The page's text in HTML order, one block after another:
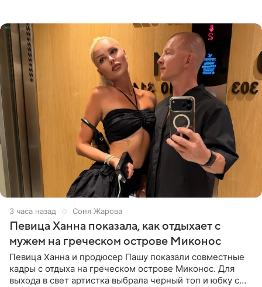
3 часа назад Соня Жарова
Певица Ханна показала, как отдыхает с
мужем на греческом острове Миконос
Певица Ханна и продюсер Пашу показали совместные
кадры с отдыха на греческом острове Миконос. Для
выхода в свет артистка выбрала черный топ и юбку с